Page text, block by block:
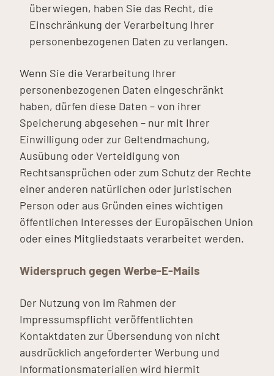
überwiegen, haben Sie das Recht, die
Einschränkung der Verarbeitung Ihrer
personenbezogenen Daten zu verlangen.
Wenn Sie die Verarbeitung Ihrer
personenbezogenen Daten eingeschränkt
haben, dürfen diese Daten – von ihrer
Speicherung abgesehen – nur mit Ihrer
Einwilligung oder zur Geltendmachung,
Ausübung oder Verteidigung von
Rechtsansprüchen oder zum Schutz der Rechte
einer anderen natürlichen oder juristischen
Person oder aus Gründen eines wichtigen
öffentlichen Interesses der Europäischen Union
oder eines Mitgliedstaats verarbeitet werden.
Widerspruch gegen Werbe-E-Mails
Der Nutzung von im Rahmen der
Impressumspflicht veröffentlichten
Kontaktdaten zur Übersendung von nicht
ausdrücklich angeforderter Werbung und
Informationsmaterialien wird hiermit